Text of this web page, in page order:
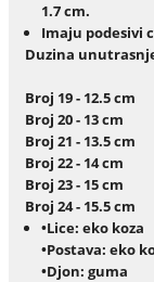
1.7 cm.
Imaju podesivi
Duzina
Broj 19 - 12.5 cm
Broj 20 - 13 cm
Broj 21 - 13.5 cm
Broj 22 - 14 cm
Broj 23 - 15 cm
Broj 24 - 15.5 cm
•Lice: eko koza
•Postava: eko
•Djon: guma